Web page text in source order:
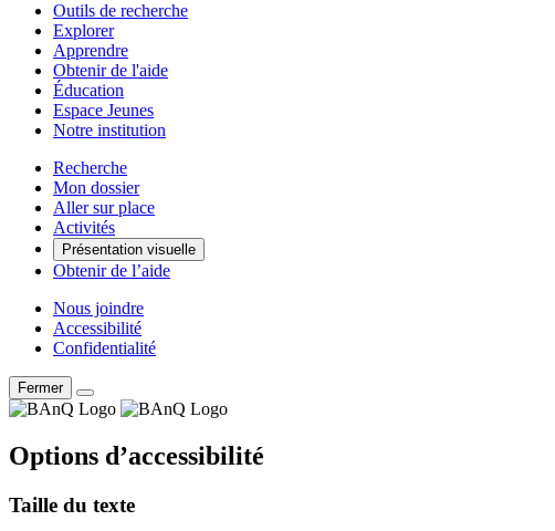
Outils de recherche
Explorer
Apprendre
Obtenir de l'aide
Éducation
Espace Jeunes
Notre institution
Recherche
Mon dossier
Aller sur place
Activités
Présentation visuelle
Obtenir de l’aide
Nous joindre
Accessibilité
Confidentialité
Fermer
Options d’accessibilité
Taille du texte